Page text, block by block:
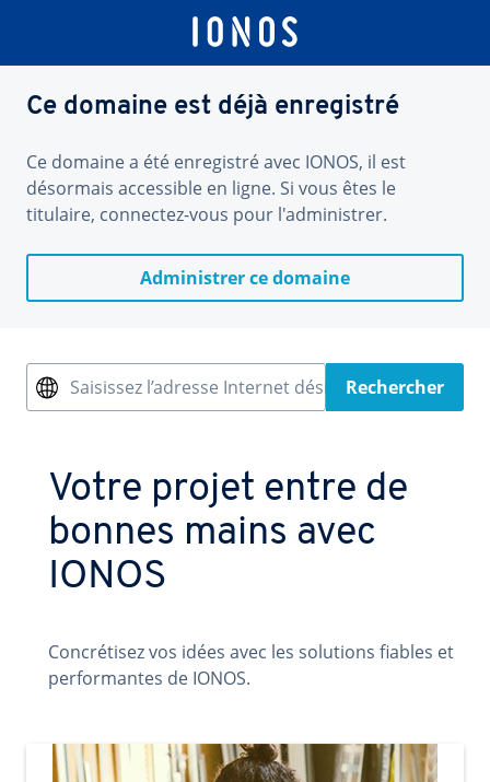
Ce domaine est déjà enregistré
Ce domaine a été enregistré avec IONOS, il est
désormais accessible en ligne. Si vous êtes le
titulaire, connectez-vous pour l'administrer.
Administrer ce domaine
Saisissez l’adresse Internet désiréeRechercher
Votre projet entre de
bonnes mains avec
IONOS
Concrétisez vos idées avec les solutions fiables et
performantes de IONOS.